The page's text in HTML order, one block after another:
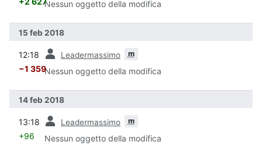
Nessun oggetto della modifica
15 feb 2018
12:18 Leadermassimo m
−1 359Nessun oggetto della modifica
14 feb 2018
13:18 Leadermassimo m
+96 Nessun oggetto della modifica